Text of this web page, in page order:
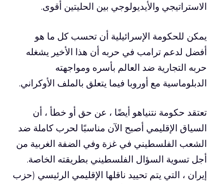
الاستراتيجي والأيديولوجي بين الحليتين أقوى.
يمكن للحكومة الإسرائيلية أن تحسب كل ما هو
أفضل لدعم ترامب في حربه أن هذا الأخير يشغله
حربه التجارية ضد العالم بأسره ومواجهته
الدبلوماسية مع أوروبا فيما يتعلق بالملف الأوكراني.
تعتقد حكومة نتنياهو أيضًا ، عن حق أو خطأ ، أن
السياق الإقليمي أصبح الآن مناسبًا لحرب كاملة ضد
الشعب الفلسطيني في غزة وفي الضفة الغربية من
أجل تسوية السؤال الفلسطيني بطريقته الخاصة.
إيران ، التي يتم تحييد ناقلها الإقليمي الرئيسي (حزب